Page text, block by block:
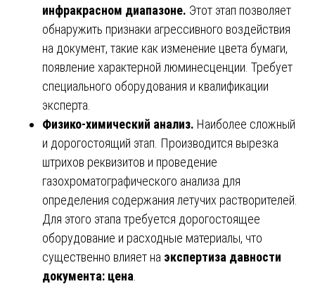
инфракрасном диапазоне. Этот этап позволяет
обнаружить признаки агрессивного воздействия
на документ, такие как изменение цвета бумаги,
появление характерной люминесценции. Требует
специального оборудования и квалификации
эксперта.
Физико-химический анализ. Наиболее сложный
и дорогостоящий этап. Производится вырезка
штрихов реквизитов и проведение
газохроматографического анализа для
определения содержания летучих растворителей.
Для этого этапа требуется дорогостоящее
оборудование и расходные материалы, что
существенно влияет на экспертиза давности
документа: цена